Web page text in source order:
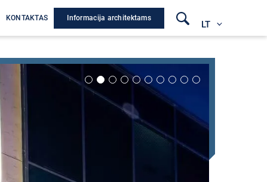
KONTAKTAS Informacija architektams
LT